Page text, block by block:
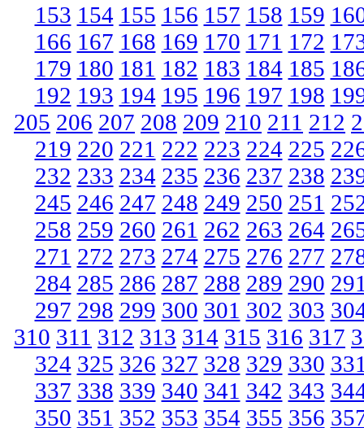
153 154 155 156 157 158 159
166 167 168 169 170 171 172
179 180 181 182 183 184 185
192 193 194 195 196 197 198
205 206 207 208 209 210 211 212
219 220 221 222 223 224 225
232 233 234 235 236 237 238
245 246 247 248 249 250 251
258 259 260 261 262 263 264
271 272 273 274 275 276 277
284 285 286 287 288 289 290
297 298 299 300 301 302 303
310 311 312 313 314 315 316 317
324 325 326 327 328 329 330
337 338 339 340 341 342 343
350 351 352 353 354 355 356